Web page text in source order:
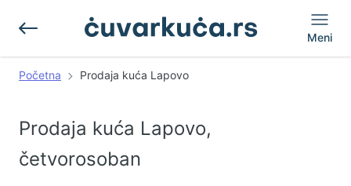
Meni
Početna Prodaja kuća Lapovo
Prodaja kuća Lapovo,
četvorosoban